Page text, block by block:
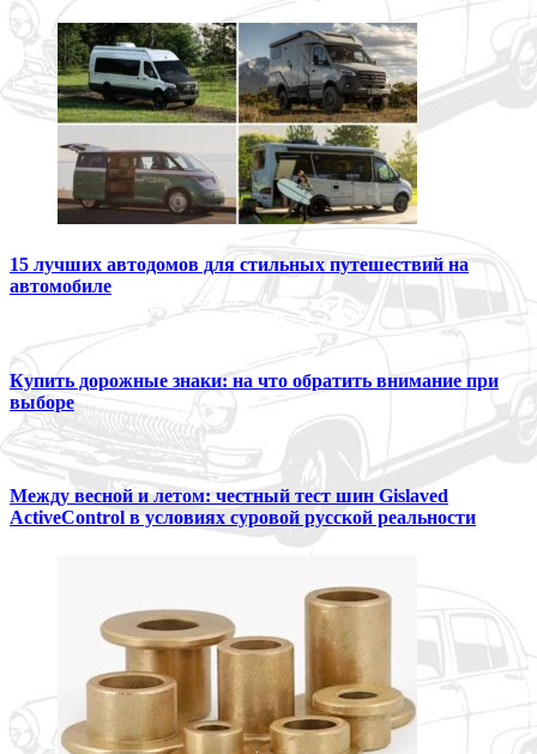
15 лучших автодомов для стильных путешествий на
автомобиле
Купить дорожные знаки: на что обратить внимание при
выборе
Между весной и летом: честный тест шин Gislaved
ActiveControl в условиях суровой русской реальности